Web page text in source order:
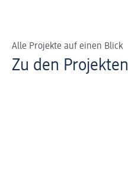
Alle Projekte auf einen Blick
Zu den Projekten